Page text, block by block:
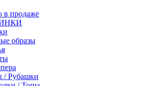
в продаже
образы
/ Рубашки